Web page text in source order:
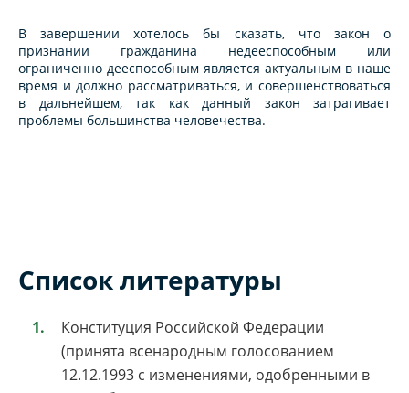
В завершении хотелось бы сказать, что закон о
признании гражданина недееспособным или
ограниченно дееспособным является актуальным в наше
время и должно рассматриваться, и совершенствоваться
в дальнейшем, так как данный закон затрагивает
проблемы большинства человечества.
Список литературы
Конституция Российской Федерации
(принята всенародным голосованием
12.12.1993 с изменениями, одобренными в